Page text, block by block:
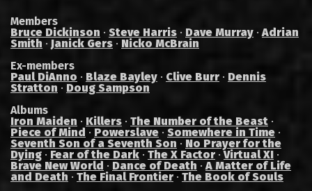
Members
Bruce Dickinson · Steve Harris · Dave Murray ·Adrian
Smith · Janick Gers · Nicko McBrain
Ex-members
Paul DiAnno · Blaze Bayley · Clive Burr · Dennis
Stratton · Doug Sampson
Albums
Iron Maiden · Killers · The Number of the Beast ·
Piece of Mind · Powerslave · Somewhere in Time ·
Seventh Son of a Seventh Son · No Prayer for the
Dying · Fear of the Dark · The X Factor ·Virtual XI ·
Brave New World · Dance of Death ·A Matter of Life
and Death · The Final Frontier · The Book of Souls